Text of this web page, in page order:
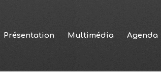
Présentation Multimédia Agenda